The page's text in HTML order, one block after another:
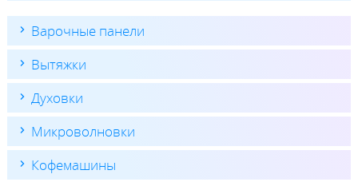
Варочные панели
Вытяжки
Духовки
Микроволновки
Кофемашины